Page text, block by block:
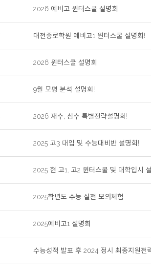
2026 예비고 윈터스쿨 설명회!
대전종로학원 예비고1 윈터스쿨 설명회!
2026 윈터스쿨 설명회
9월 모평 분석 설명회!
2026 재수, 삼수 특별전략설명회!
2025 고3 대입 및 수능대비반 설명회!
2025 현 고1, 고2 윈터스쿨 및 대학입시
2025학년도 수능 실전 모의체험
2025예비고1 설명회
수능성적 발표 후 2024 정시 최종지원전